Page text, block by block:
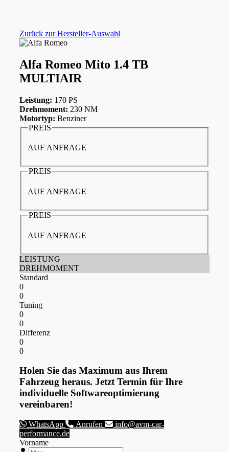
Zurück zur Hersteller-Auswahl
Alfa Romeo Mito 1.4 TB
MULTIAIR
Leistung: 170 PS
Drehmoment: 230 NM
Motortyp: Benziner
PREIS
AUF ANFRAGE
PREIS
AUF ANFRAGE
PREIS
AUF ANFRAGE
LEISTUNG
DREHMOMENT
Standard
0
0
Tuning
0
0
Differenz
0
0
Holen Sie das Maximum aus Ihrem
Fahrzeug heraus. Jetzt Termin für Ihre
individuelle Softwareoptimierung
vereinbaren!
WhatsApp Anrufen
info@avm-car-
performance.de
Vorname